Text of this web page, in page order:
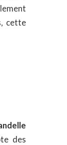
cette
des